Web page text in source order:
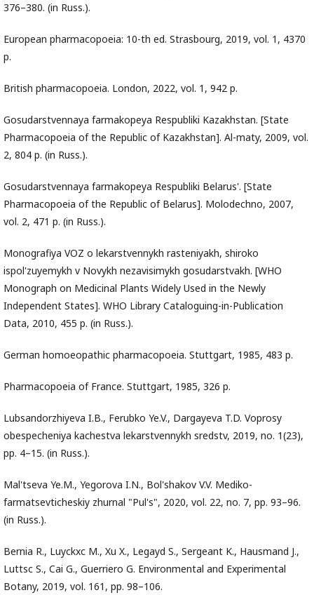
376–380. (in Russ.).
European pharmacopoeia: 10-th ed. Strasbourg, 2019, vol. 1, 4370
p.
British pharmacopoeia. London, 2022, vol. 1, 942 p.
Gosudarstvennaya farmakopeya Respubliki Kazakhstan. [State
Pharmacopoeia of the Republic of Kazakhstan]. Al-maty, 2009, vol.
2, 804 p. (in Russ.).
Gosudarstvennaya farmakopeya Respubliki Belarus'. [State
Pharmacopoeia of the Republic of Belarus]. Molodechno, 2007,
vol. 2, 471 p. (in Russ.).
Monografiya VOZ o lekarstvennykh rasteniyakh, shiroko
ispol'zuyemykh v Novykh nezavisimykh gosudarstvakh. [WHO
Monograph on Medicinal Plants Widely Used in the Newly
Independent States]. WHO Library Cataloguing-in-Publication
Data, 2010, 455 p. (in Russ.).
German homoeopathic pharmacopoeia. Stuttgart, 1985, 483 p.
Pharmacopoeia of France. Stuttgart, 1985, 326 p.
Lubsandorzhiyeva I.B., Ferubko Ye.V., Dargayeva T.D. Voprosy
obespecheniya kachestva lekarstvennykh sredstv, 2019, no. 1(23),
pp. 4–15. (in Russ.).
Mal'tseva Ye.M., Yegorova I.N., Bol'shakov V.V. Mediko-
farmatsevticheskiy zhurnal "Pul's", 2020, vol. 22, no. 7, pp. 93–96.
(in Russ.).
Bernia R., Luyckxc M., Xu X., Legayd S., Sergeant K., Hausmand J.,
Luttsc S., Cai G., Guerriero G. Environmental and Experimental
Botany, 2019, vol. 161, pp. 98–106.